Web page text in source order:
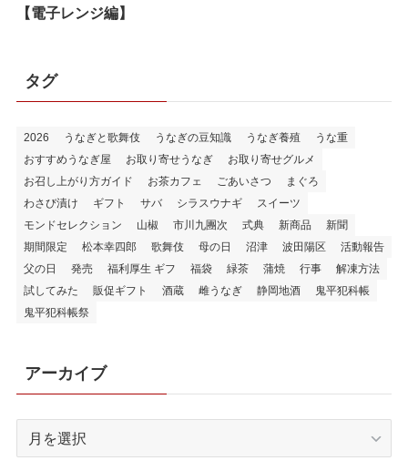
【電子レンジ編】
タグ
2026 うなぎと歌舞伎 うなぎの豆知識 うなぎ養殖
うな重
おすすめうなぎ屋
お取り寄せうなぎ
お取り寄せグルメ
お召し上がり方ガイド
お茶カフェ ごあいさつ
まぐろ
わさび漬け
ギフト サバ シラスウナギ
スイーツ
モンドセレクション
山椒 市川九團次 式典 新商品
新聞
期間限定
松本幸四郎 歌舞伎 母の日 沼津 波田陽区
活動報告
父の日
発売 福利厚生 ギフ 福袋 緑茶 蒲焼 行事
解凍方法
試してみた
販促ギフト 酒蔵 雌うなぎ 静岡地酒
鬼平犯科帳
鬼平犯科帳祭
アーカイブ